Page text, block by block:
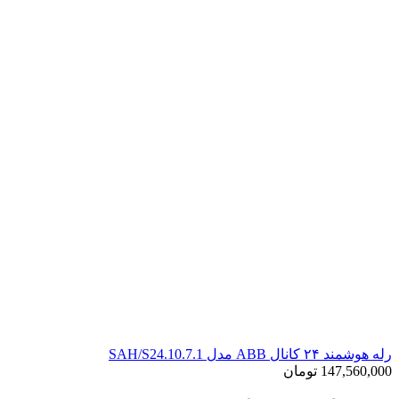
رله هوشمند ۲۴ کانال ABB مدل SAH/S24.10.7.1
147,560,000 تومان